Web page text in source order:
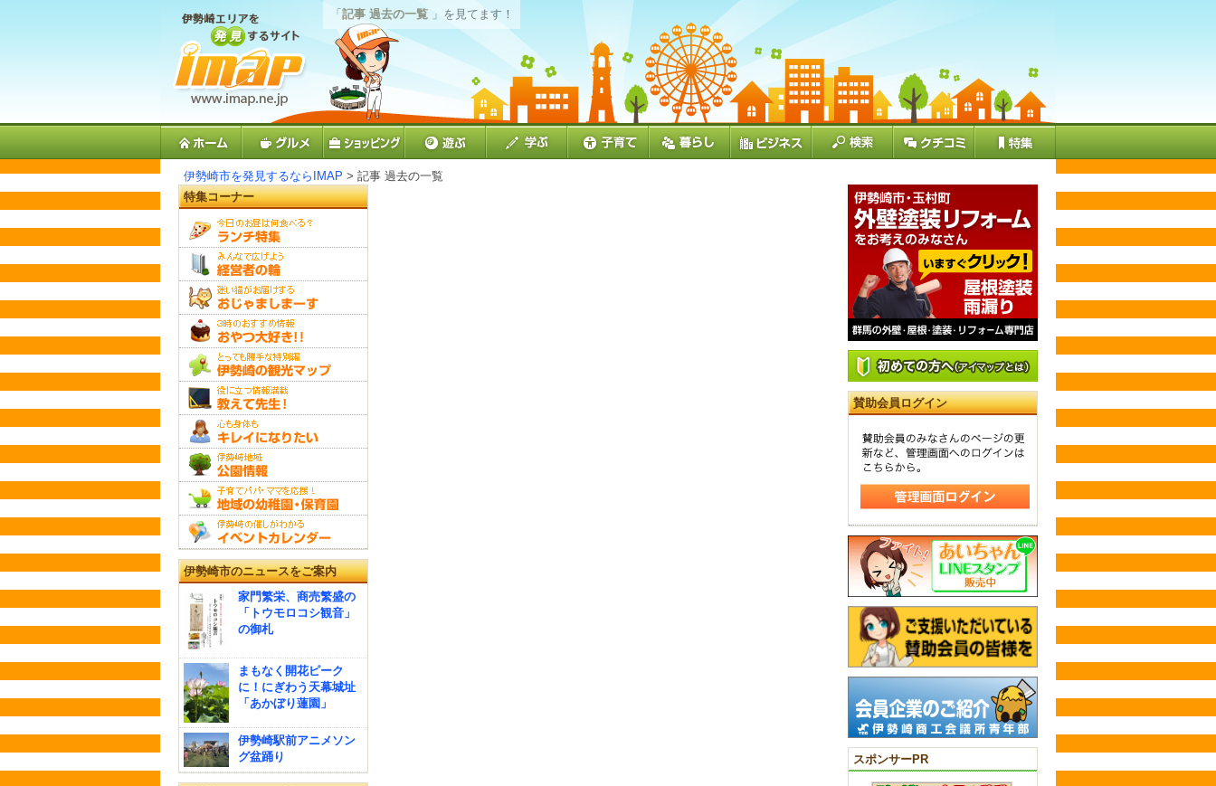
「記事 過去の一覧 」を見てます！
伊勢崎市を発見するならIMAP > 記事 過去の一覧
特集コーナー
伊勢崎市のニュースをご案内
家門繁栄、商売繁盛の
「トウモロコシ観音」
の御札
まもなく開花ピーク
に！にぎわう天幕城址
「あかぼり蓮園」
伊勢崎駅前アニメソン
グ盆踊り
賛助会員ログイン
スポンサーPR